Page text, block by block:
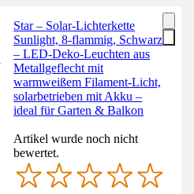
Star – Solar-Lichterkette
Sunlight, 8-flammig, Schwarz
– LED-Deko-Leuchten aus
Metallgeflecht mit
warmweißem Filament-Licht,
solarbetrieben mit Akku –
ideal für Garten & Balkon
Artikel wurde noch nicht
bewertet.